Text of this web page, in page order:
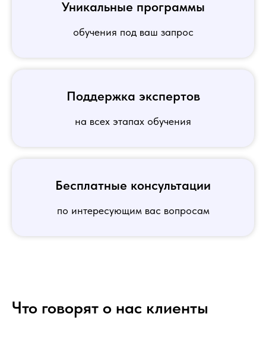
Уникальные программы
обучения под ваш запрос
Поддержка экспертов
на всех этапах обучения
Бесплатные консультации
по интересующим вас вопросам
Что говорят о нас клиенты